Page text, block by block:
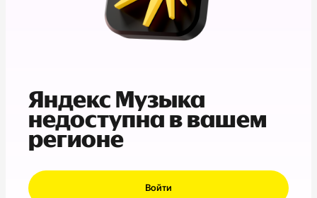
Яндекс Музыка
недоступна в вашем
регионе
Войти